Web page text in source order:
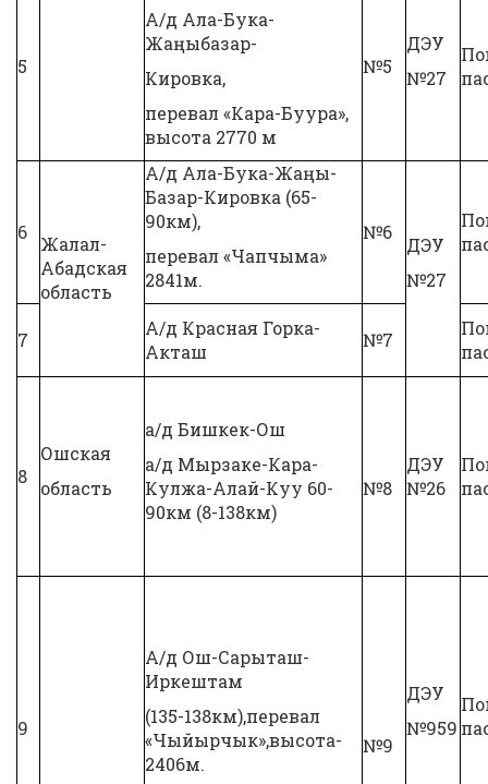
5
А/д Ала-Бука-
Жаңыбазар-
Кировка,
перевал «Кара-Буура»,
высота 2770 м
№5
ДЭУ
№27
6
Жалал-
Абадская
область
А/д Ала-Бука-Жаңы-
Базар-Кировка (65-
90км),
перевал «Чапчыма»
2841м.
№6
ДЭУ
№27
7
А/д Красная Горка-
Акташ
№7
8
Ошская
область
а/д Бишкек-Ош
а/д Мырзаке-Кара-
Кулжа-Алай-Куу 60-
90км (8-138км)
№8
ДЭУ
№26
9
А/д Ош-Сарыташ-
Иркештам
(135-138км),перевал
«Чыйырчык»,высота-
2406м.
№9
ДЭУ
№959